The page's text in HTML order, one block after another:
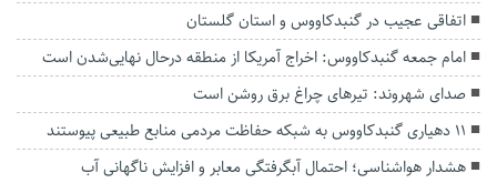
اتفاقی عجیب در‌ گنبدکاووس و استان گلستان
امام جمعه گنبدکاووس: اخراج آمریکا از منطقه درحال نهایی‌شدن است
صدای شهروند: تیرهای چراغ برق روشن است
۱۱ دهیاری گنبدکاووس به شبکه حفاظت مردمی منابع طبیعی پیوستند
هشدار هواشناسی؛ احتمال آبگرفتگی معابر و افزایش ناگهانی آب